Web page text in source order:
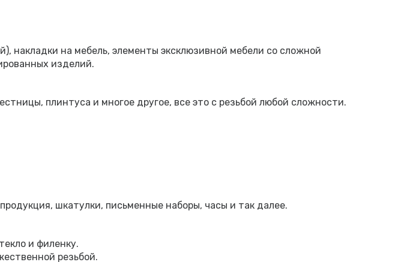
накладки на мебель, элементы эксклюзивной мебели со сложной
изделий.
плинтуса и многое другое, все это с резьбой любой сложности.
шкатулки, письменные наборы, часы и так далее.
и филенку.
резьбой.